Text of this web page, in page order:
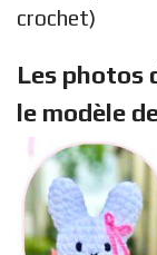
crochet)
Les photos
le modèle